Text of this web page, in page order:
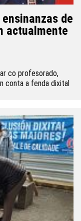
de
actualmente
co profesorado,
conta a fenda dixital